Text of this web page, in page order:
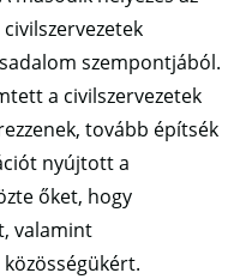
szempontjából.
a civilszervezetek
tovább építsék
nyújtott a
őket, hogy
valamint